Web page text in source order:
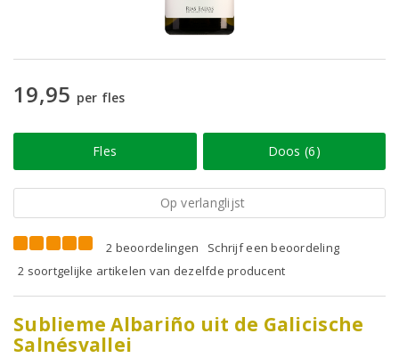
19,95 per fles
Fles Doos (6)
Op verlanglijst
2 beoordelingen
Schrijf een beoordeling
2 soortgelijke artikelen van dezelfde producent
Sublieme Albariño uit de Galicische
Salnésvallei